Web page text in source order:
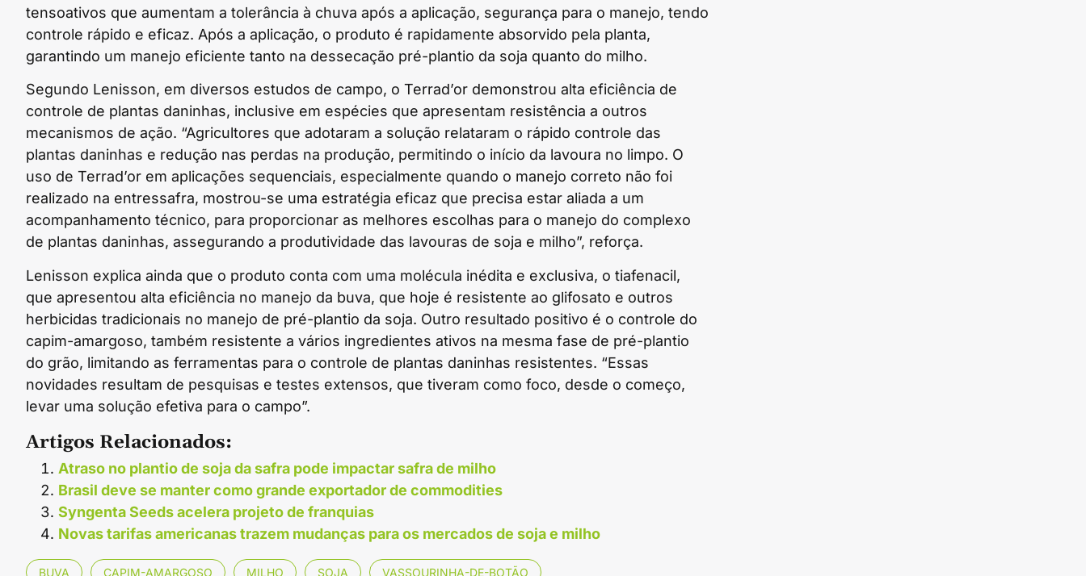
tensoativos que aumentam a tolerância à chuva após a aplicação, segurança para o manejo, tendo
controle rápido e eficaz. Após a aplicação, o produto é rapidamente absorvido pela planta,
garantindo um manejo eficiente tanto na dessecação pré-plantio da soja quanto do milho.
Segundo Lenisson, em diversos estudos de campo, o Terrad’or demonstrou alta eficiência de
controle de plantas daninhas, inclusive em espécies que apresentam resistência a outros
mecanismos de ação. “Agricultores que adotaram a solução relataram o rápido controle das
plantas daninhas e redução nas perdas na produção, permitindo o início da lavoura no limpo. O
uso de Terrad’or em aplicações sequenciais, especialmente quando o manejo correto não foi
realizado na entressafra, mostrou-se uma estratégia eficaz que precisa estar aliada a um
acompanhamento técnico, para proporcionar as melhores escolhas para o manejo do complexo
de plantas daninhas, assegurando a produtividade das lavouras de soja e milho”, reforça.
Lenisson explica ainda que o produto conta com uma molécula inédita e exclusiva, o tiafenacil,
que apresentou alta eficiência no manejo da buva, que hoje é resistente ao glifosato e outros
herbicidas tradicionais no manejo de pré-plantio da soja. Outro resultado positivo é o controle do
capim-amargoso, também resistente a vários ingredientes ativos na mesma fase de pré-plantio
do grão, limitando as ferramentas para o controle de plantas daninhas resistentes. “Essas
novidades resultam de pesquisas e testes extensos, que tiveram como foco, desde o começo,
levar uma solução efetiva para o campo”.
Artigos Relacionados:
Atraso no plantio de soja da safra pode impactar safra de milho
Brasil deve se manter como grande exportador de commodities
Syngenta Seeds acelera projeto de franquias
Novas tarifas americanas trazem mudanças para os mercados de soja e milho
BUVA CAPIM-AMARGOSO MILHO SOJA VASSOURINHA-DE-BOTÃO